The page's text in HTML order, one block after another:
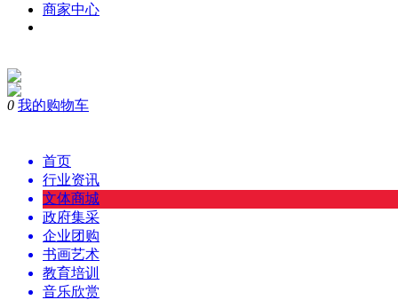
商家中心
0 我的购物车
首页
行业资讯
文体商城
政府集采
企业团购
书画艺术
教育培训
音乐欣赏